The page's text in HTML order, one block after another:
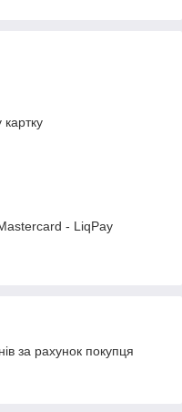
- LiqPay
за рахунок покупця